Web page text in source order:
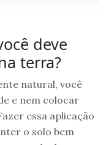
deve
terra?
natural, você
e nem colocar
essa aplicação
o solo bem